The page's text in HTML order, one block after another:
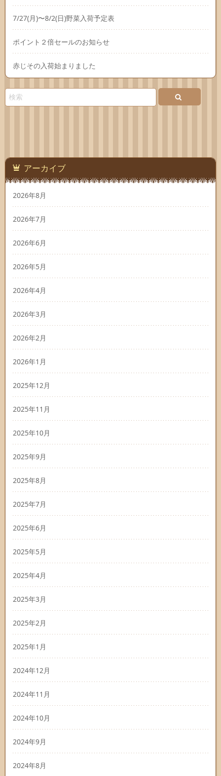
7/27(月)〜8/2(日)野菜入荷予定表
ポイント２倍セールのお知らせ
赤じその入荷始まりました
アーカイブ
2026年8月
2026年7月
2026年6月
2026年5月
2026年4月
2026年3月
2026年2月
2026年1月
2025年12月
2025年11月
2025年10月
2025年9月
2025年8月
2025年7月
2025年6月
2025年5月
2025年4月
2025年3月
2025年2月
2025年1月
2024年12月
2024年11月
2024年10月
2024年9月
2024年8月